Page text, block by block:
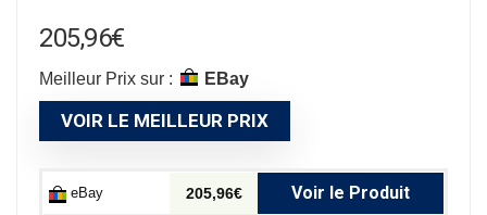
205,96€
Meilleur Prix sur : eBay
VOIR LE MEILLEUR PRIX
eBay 205,96€ Voir le Produit